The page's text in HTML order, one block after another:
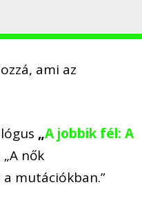
ami az
„A jobbik fél: A
nők
mutációkban.”